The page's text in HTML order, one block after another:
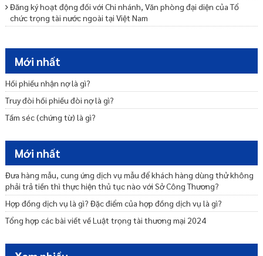
Đăng ký hoạt động đối với Chi nhánh, Văn phòng đại diện của Tổ
chức trọng tài nước ngoài tại Việt Nam
Toà án có được từ chối thụ lý trong trường hợp các bên có thoả
thuận trọng tài không?
Tính độc lập của thỏa thuận trọng tài
Trọng tài thương mại là gì?
Thu hồi Giấy phép thành lập, giấy đăng ký hoạt động của Trung tâm
Thu hồi Giấy phép thành lập, Giấy đăng ký hoạt động của Chi nhánh,
Giấy phép thành lập Văn phòng đại diện của Tổ chức trọng tài nước
ngoài tại Việt Nam
Mới nhất
Hối phiếu nhận nợ là gì?
Truy đòi hối phiếu đòi nợ là gì?
Tấm séc (chứng từ) là gì?
Mới nhất
Đưa hàng mẫu, cung ứng dịch vụ mẫu để khách hàng dùng thử không
phải trả tiền thì thực hiện thủ tục nào với Sở Công Thương?
Hợp đồng dịch vụ là gì? Đặc điểm của hợp đồng dịch vụ là gì?
Tổng hợp các bài viết về Luật trọng tài thương mại 2024